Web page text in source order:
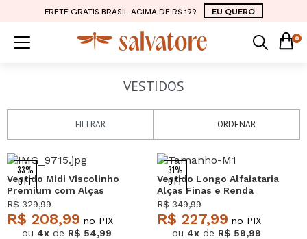
FRETE GRÁTIS BRASIL ACIMA DE R$ 199 EU QUERO
0
VESTIDOS
FILTRAR ORDENAR
33%
OFF
Vestido Midi Viscolinho
Premium com Alças
Preto Salvatore
R$ 329,99
R$ 208,99 no PIX
ou 4x de R$ 54,99
31%
OFF
Vestido Longo Alfaiataria
Alças Finas e Renda
Marfim Salvatore
R$ 349,99
R$ 227,99 no PIX
ou 4x de R$ 59,99